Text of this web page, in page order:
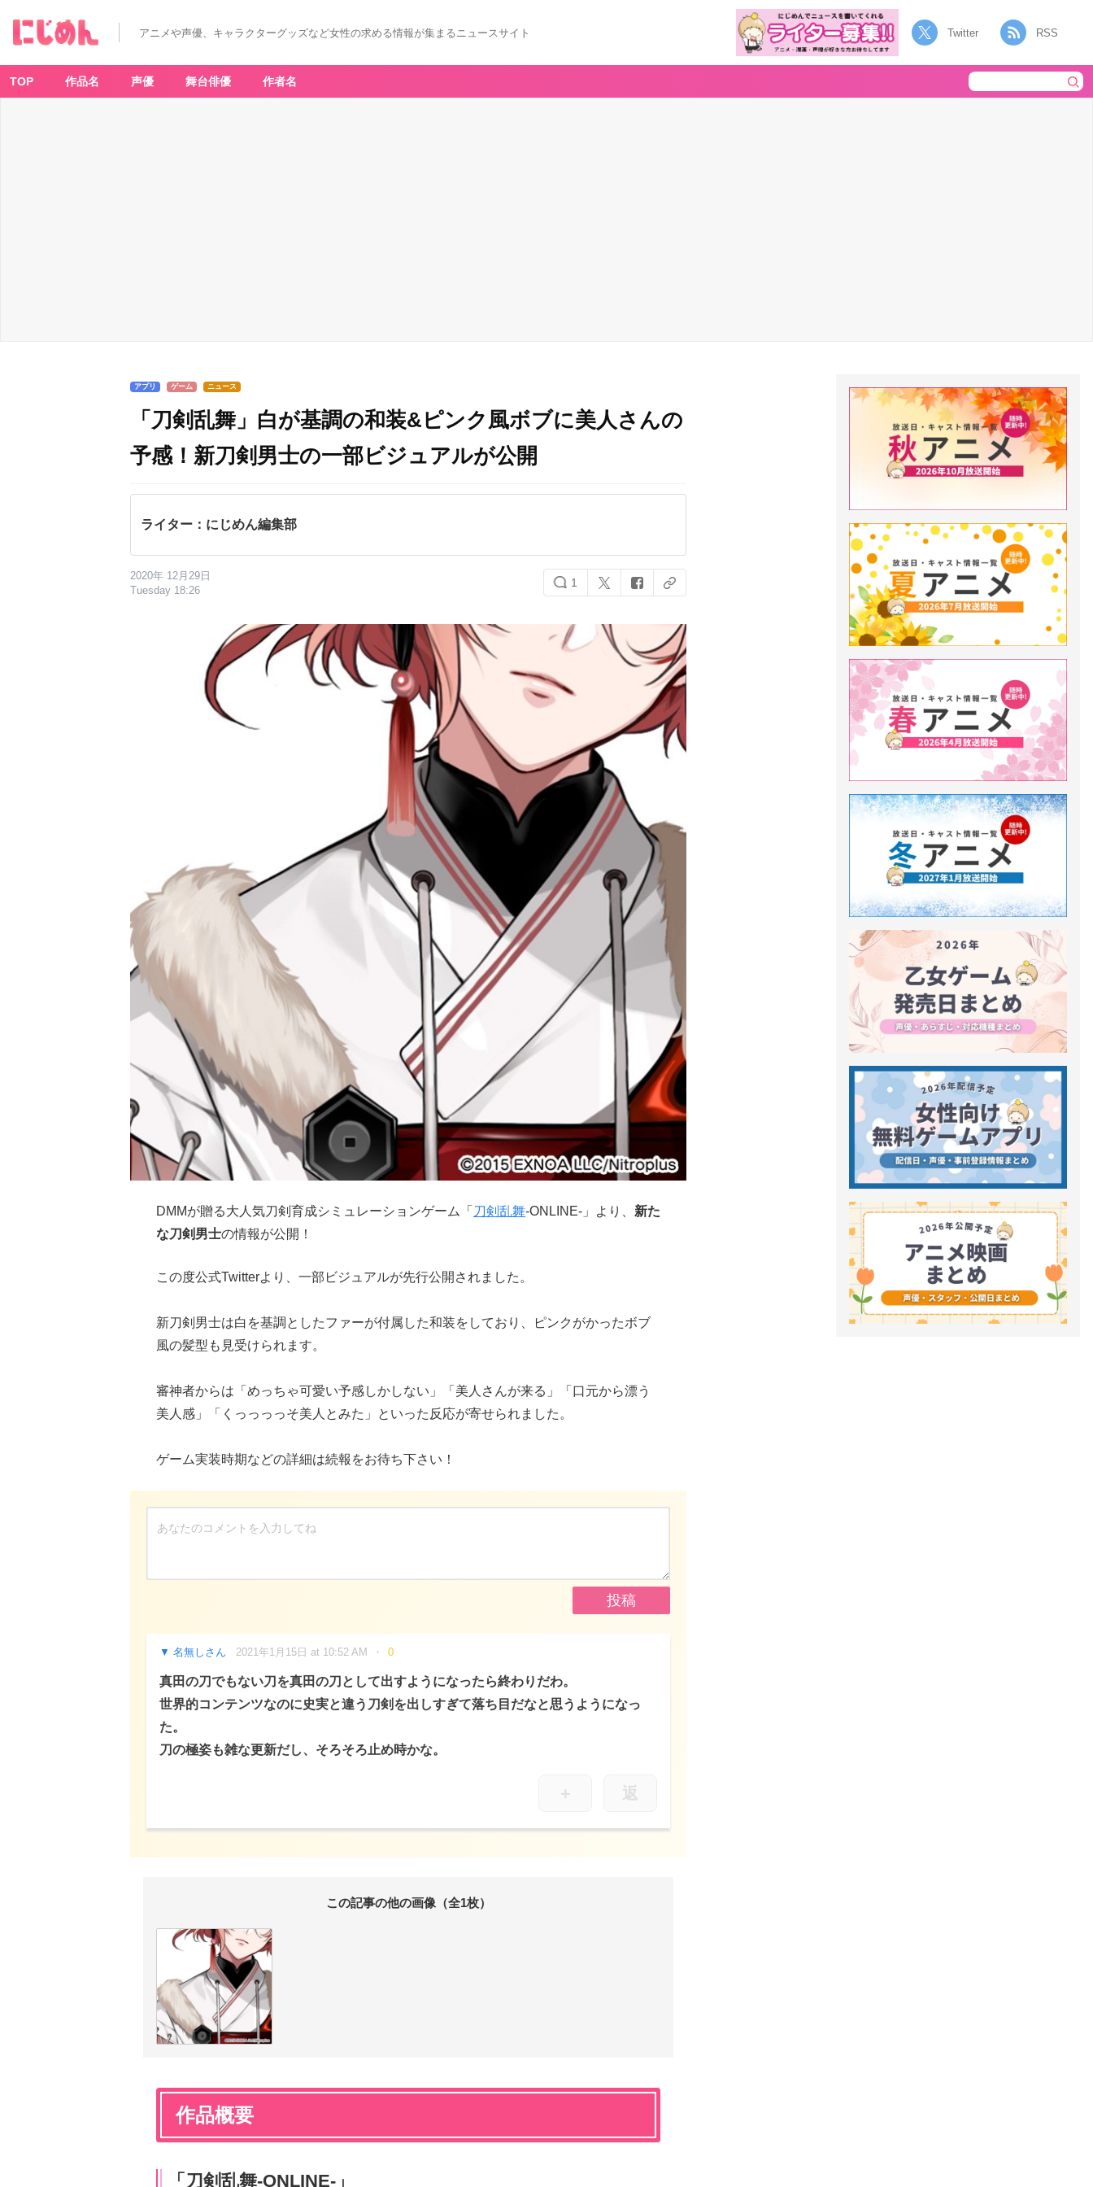
アニメや声優、キャラクターグッズなど女性の求める情報が集まるニュースサイト Twitter RSS
TOP 作品名 声優 舞台俳優 作者名
アプリ ゲーム ニュース
「刀剣乱舞」白が基調の和装&ピンク風ボブに美人さんの
予感！新刀剣男士の一部ビジュアルが公開
ライター：にじめん編集部
2020年 12月29日
Tuesday 18:26
1
DMMが贈る大人気刀剣育成シミュレーションゲーム「 刀剣乱舞-ONLINE-」より、 新た
な刀剣男士の情報が公開！
この度公式Twitterより、一部ビジュアルが先行公開されました。
新刀剣男士は白を基調としたファーが付属した和装をしており、ピンクがかったボブ
風の髪型も見受けられます。
審神者からは「めっちゃ可愛い予感しかしない」「美人さんが来る」「口元から漂う
美人感」「くっっっっそ美人とみた」といった反応が寄せられました。
ゲーム実装時期などの詳細は続報をお待ち下さい！
名無しさん 2021年1月15日 at 10:52 AM 0
真田の刀でもない刀を真田の刀として出すようになったら終わりだわ。
世界的コンテンツなのに史実と違う刀剣を出しすぎて落ち目だなと思うようになっ
た。
刀の極姿も雑な更新だし、そろそろ止め時かな。
＋ 返
この記事の他の画像（全1枚）
作品概要
「刀剣乱舞-ONLINE-」